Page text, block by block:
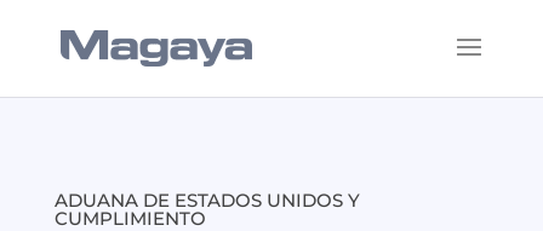
ADUANA DE ESTADOS UNIDOS Y
CUMPLIMIENTO